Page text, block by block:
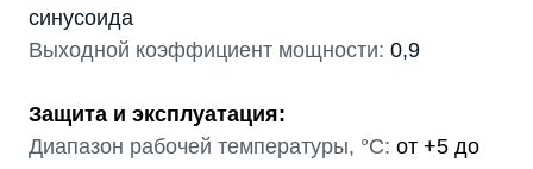
синусоида
Выходной коэффициент мощности: 0,9
Защита и эксплуатация:
Диапазон рабочей температуры, °С: от +5 до